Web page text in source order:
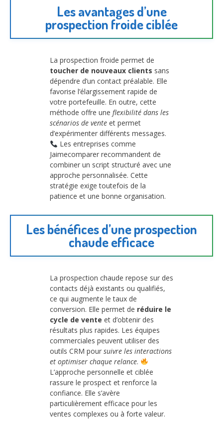
Les avantages d’une
prospection froide ciblée
La prospection froide permet de
toucher de nouveaux clients sans
dépendre d’un contact préalable. Elle
favorise l’élargissement rapide de
votre portefeuille. En outre, cette
méthode offre une flexibilité dans les
scénarios de vente et permet
d’expérimenter différents messages.
Les entreprises comme
Jaimecomparer recommandent de
combiner un script structuré avec une
approche personnalisée. Cette
stratégie exige toutefois de la
patience et une bonne organisation.
Les bénéfices d’une prospection
chaude efficace
La prospection chaude repose sur des
contacts déjà existants ou qualifiés,
ce qui augmente le taux de
conversion. Elle permet de réduire le
cycle de vente et d’obtenir des
résultats plus rapides. Les équipes
commerciales peuvent utiliser des
outils CRM pour suivre les interactions
et optimiser chaque relance.
L’approche personnelle et ciblée
rassure le prospect et renforce la
confiance. Elle s’avère
particulièrement efficace pour les
ventes complexes ou à forte valeur.